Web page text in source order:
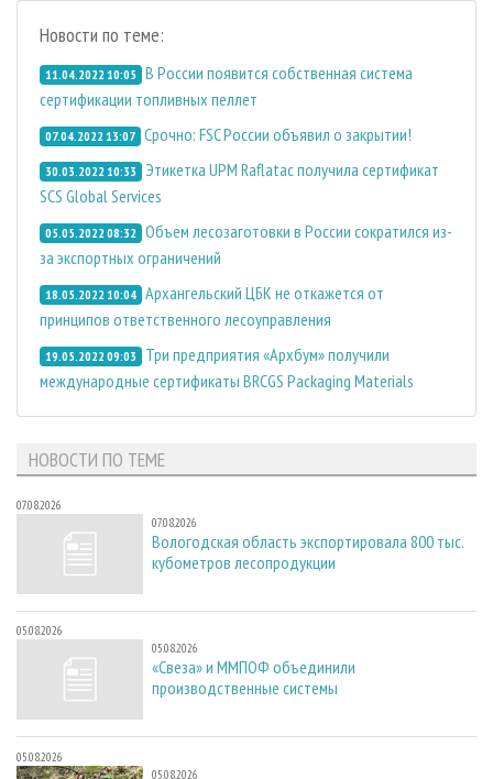
Новости по теме:
11.04.2022 10:05 В России появится собственная система
сертификации топливных пеллет
07.04.2022 13:07 Срочно: FSC России объявил о закрытии!
30.03.2022 10:33
Этикетка UPM Raflatac получила сертификат
SCS Global Services
05.05.2022 08:32 Объем лесозаготовки в России сократился из-
за экспортных ограничений
18.05.2022 10:04 Архангельский ЦБК не откажется от
принципов ответственного лесоуправления
19.05.2022 09:03
Три предприятия «Архбум» получили
международные сертификаты BRCGS Packaging Materials
НОВОСТИ ПО ТЕМЕ
07.08.2026
07.08.2026
Вологодская область экспортировала 800 тыс.
кубометров лесопродукции
05.08.2026
05.08.2026
«Свеза» и ММПОФ объединили
производственные системы
05.08.2026
05.08.2026